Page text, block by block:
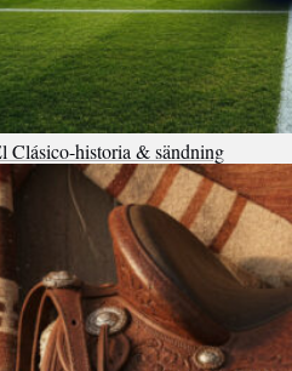
Clásico-historia & sändning